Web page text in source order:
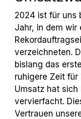
2024 ist für uns
Jahr, in dem wir
verzeichneten.
bislang das
ruhigere Zeit für
Umsatz hat sich
vervierfacht.
Vertrauen